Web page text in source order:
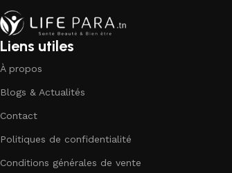
Liens utiles
À propos
Blogs & Actualités
Contact
Politiques de confidentialité
Conditions générales de vente